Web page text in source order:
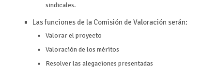
sindicales.
Las funciones de la Comisión de Valoración serán:
Valorar el proyecto
Valoración de los méritos
Resolver las alegaciones presentadas